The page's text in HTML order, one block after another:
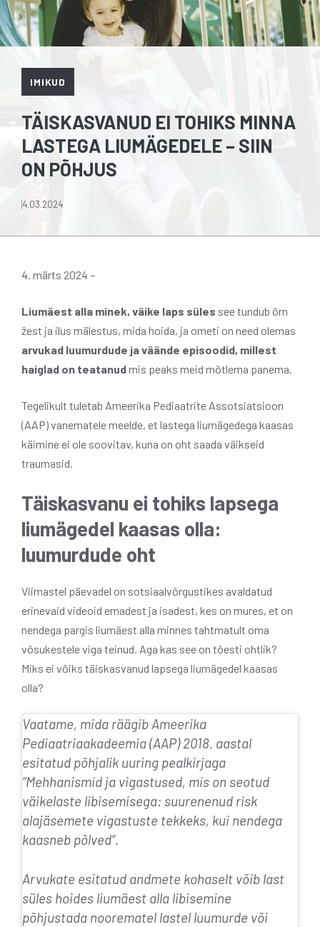
IMIKUD
TÄISKASVANUD EI TOHIKS MINNA
LASTEGA LIUMÄGEDELE – SIIN
ON PÕHJUS
4.03.2024
4. märts 2024 –
Liumäest alla minek, väike laps süles see tundub õrn
žest ja ilus mälestus, mida hoida, ja ometi on need olemas
arvukad luumurdude ja väände episoodid, millest
haiglad on teatanudmis peaks meid mõtlema panema.
Tegelikult tuletab Ameerika Pediaatrite Assotsiatsioon
(AAP) vanematele meelde, et lastega liumägedega kaasas
käimine ei ole soovitav, kuna on oht saada väikseid
traumasid.
Täiskasvanu ei tohiks lapsega
liumägedel kaasas olla:
luumurdude oht
Viimastel päevadel on sotsiaalvõrgustikes avaldatud
erinevaid videoid emadest ja isadest, kes on mures, et on
nendega pargis liumäest alla minnes tahtmatult oma
võsukestele viga teinud. Aga kas see on tõesti ohtlik?
Miks ei võiks täiskasvanud lapsega liumägedel kaasas
olla?
Vaatame, mida räägib Ameerika
Pediaatriaakadeemia (AAP) 2018. aastal
esitatud põhjalik uuring pealkirjaga
“Mehhanismid ja vigastused, mis on seotud
väikelaste libisemisega: suurenenud risk
alajäsemete vigastuste tekkeks, kui nendega
kaasneb põlved”.
Arvukate esitatud andmete kohaselt võib last
süles hoides liumäest alla libisemine
põhjustada noorematel lastel luumurde või